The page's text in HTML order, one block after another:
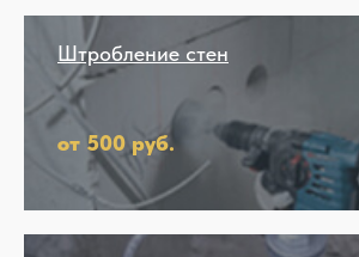
Штробление стен
от 500 руб.